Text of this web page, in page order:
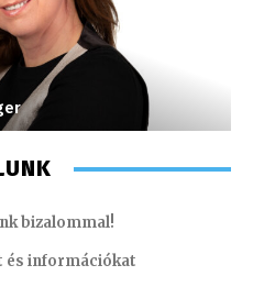
bizalommal!
és információkat